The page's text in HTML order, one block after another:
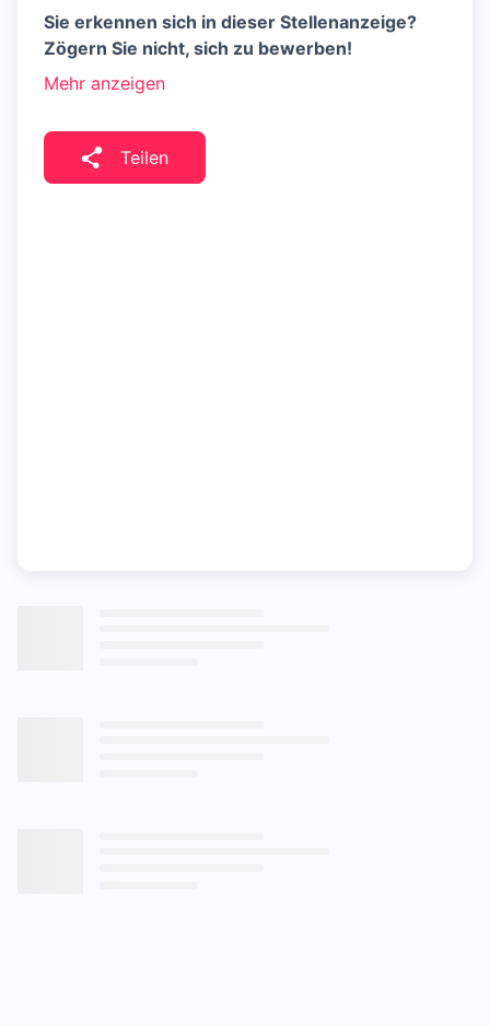
Sie erkennen sich in dieser Stellenanzeige?
Zögern Sie nicht, sich zu bewerben!
Mehr anzeigen
Teilen